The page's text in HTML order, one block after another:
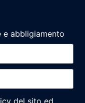
e abbligiamento
del sito ed